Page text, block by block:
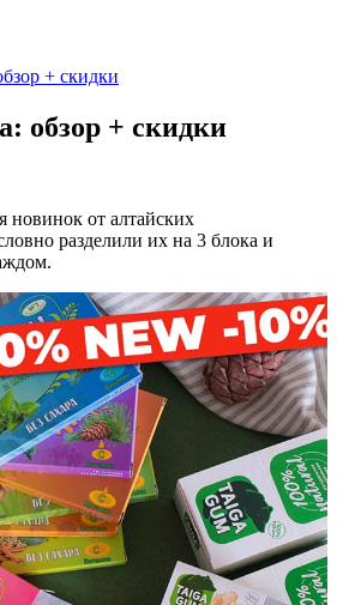
+ скидки
обзор + скидки
новинок от алтайских
разделили их на 3 блока и